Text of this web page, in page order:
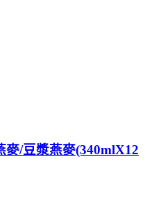
麥/豆漿燕麥(340mlX12